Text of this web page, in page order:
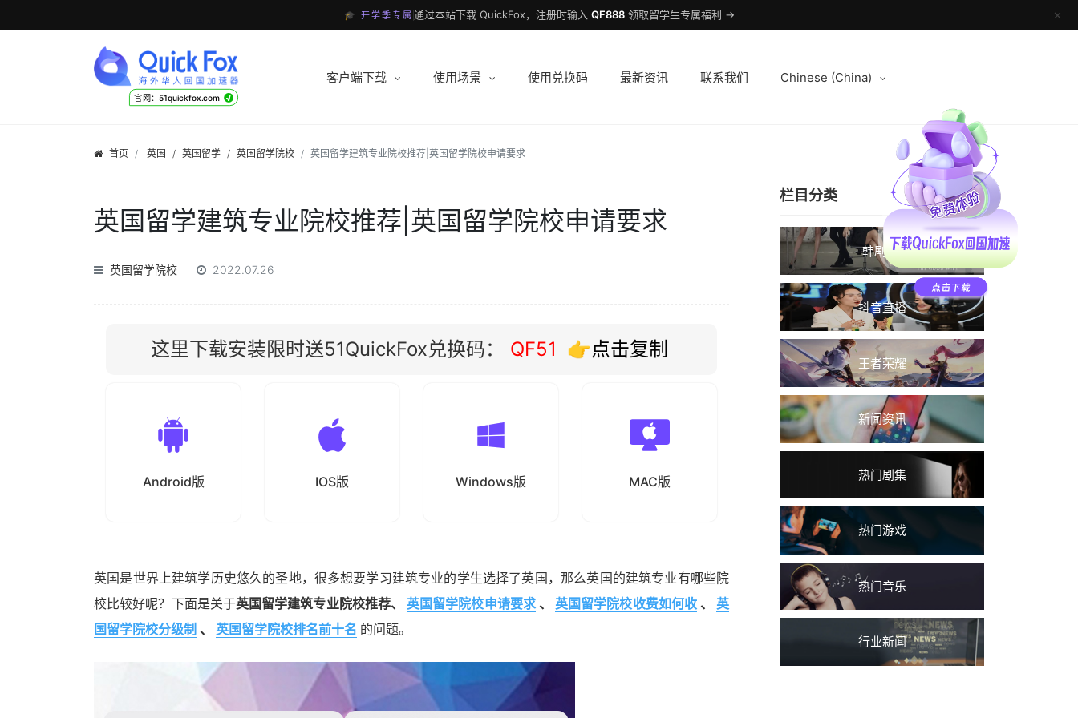
🎓 开学季专属 通过本站下载 QuickFox，注册时输入 QF888领取留学生专属福利 → ✕
官网：51quickfox.com √
客户端下载 使用场景 使用兑换码 最新资讯 联系我们 Chinese (China)
首页 英国 / 英国留学 / 英国留学院校 英国留学建筑专业院校推荐|英国留学院校申请要求
英国留学建筑专业院校推荐|英国留学院校申请要求
英国留学院校 2022.07.26
这里下载安装限时送51QuickFox兑换码： QF51 👉点击复制
Android版 IOS版 Windows版 MAC版
英国是世界上建筑学历史悠久的圣地，很多想要学习建筑专业的学生选择了英国，那么英国的建筑专业有哪些院
校比较好呢？下面是关于英国留学建筑专业院校推荐、 英国留学院校申请要求 、 英国留学院校收费如何收 、
英
国留学院校分级制 、 英国留学院校排名前十名 的问题。
栏目分类
韩剧TV
抖音直播
王者荣耀
新闻资讯
热门剧集
热门游戏
热门音乐
行业新闻